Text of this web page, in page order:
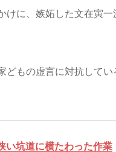
けに、嫉妬した文在寅一
どもの虚言に対抗してい
い坑道に横たわった作業